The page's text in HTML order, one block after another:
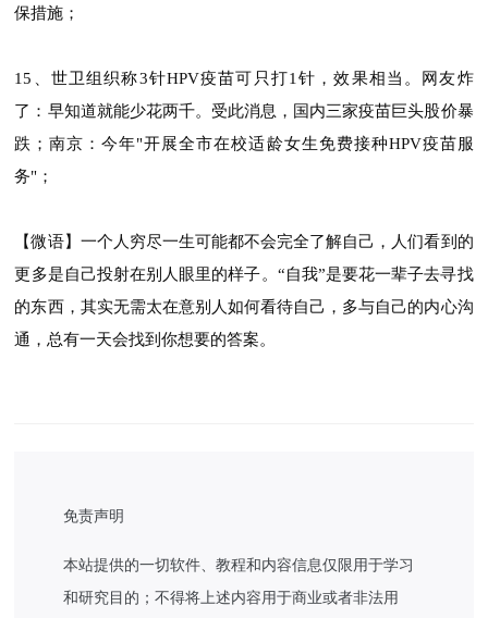
保措施；
15、世卫组织称3针HPV疫苗可只打1针，效果相当。网友炸
了：早知道就能少花两千。受此消息，国内三家疫苗巨头股价暴
跌；南京：今年"开展全市在校适龄女生免费接种HPV疫苗服
务"；
【微语】一个人穷尽一生可能都不会完全了解自己，人们看到的
更多是自己投射在别人眼里的样子。“自我”是要花一辈子去寻找
的东西，其实无需太在意别人如何看待自己，多与自己的内心沟
通，总有一天会找到你想要的答案。
免责声明
本站提供的一切软件、教程和内容信息仅限用于学习
和研究目的；不得将上述内容用于商业或者非法用